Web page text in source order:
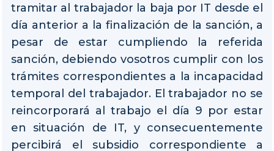
tramitar al trabajador la baja por IT desde el
día anterior a la finalización de la sanción, a
pesar de estar cumpliendo la referida
sanción, debiendo vosotros cumplir con los
trámites correspondientes a la incapacidad
temporal del trabajador. El trabajador no se
reincorporará al trabajo el día 9 por estar
en situación de IT, y consecuentemente
percibirá el subsidio correspondiente a